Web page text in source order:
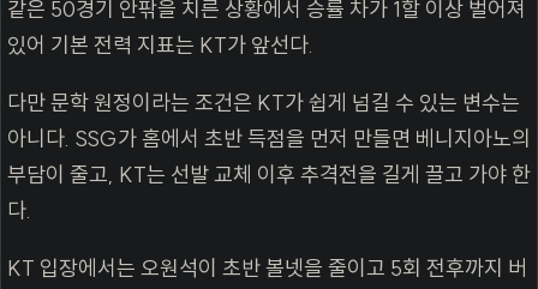
같은 50경기 안팎을 치른 상황에서 승률 차가 1할 이상 벌어져
있어 기본 전력 지표는 KT가 앞선다.
다만 문학 원정이라는 조건은 KT가 쉽게 넘길 수 있는 변수는
아니다. SSG가 홈에서 초반 득점을 먼저 만들면 베니지아노의
부담이 줄고, KT는 선발 교체 이후 추격전을 길게 끌고 가야 한
다.
KT 입장에서는 오원석이 초반 볼넷을 줄이고 5회 전후까지 버